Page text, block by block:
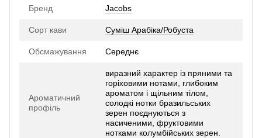
Бренд Jacobs
Сорт кави Суміш Арабіка/Робуста
Обсмажування Середнє
Ароматичний
профіль
виразний характер із пряними та
горіховими нотами, глибоким
ароматом і щільним тілом,
солодкі нотки бразильських
зерен поєднуються з
насиченими, фруктовими
нотками колумбійських зерен.